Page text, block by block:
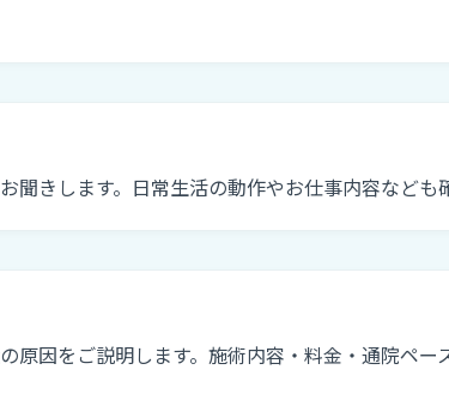
聞きします。日常生活の動作やお仕事内容なども
原因をご説明します。施術内容・料金・通院ペ